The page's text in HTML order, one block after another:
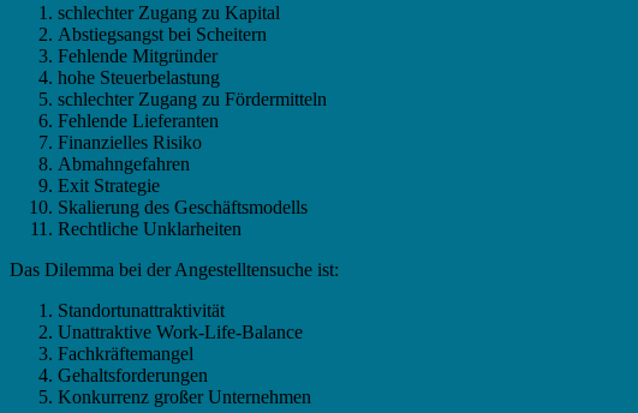
schlechter Zugang zu Kapital
Abstiegsangst bei Scheitern
Fehlende Mitgründer
hohe Steuerbelastung
schlechter Zugang zu Fördermitteln
Fehlende Lieferanten
Finanzielles Risiko
Abmahngefahren
Exit Strategie
Skalierung des Geschäftsmodells
Rechtliche Unklarheiten
Das Dilemma bei der Angestelltensuche ist:
Standortunattraktivität
Unattraktive Work-Life-Balance
Fachkräftemangel
Gehaltsforderungen
Konkurrenz großer Unternehmen